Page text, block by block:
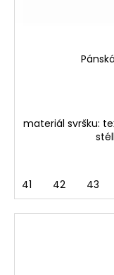
materiál svršku:
41 42 43